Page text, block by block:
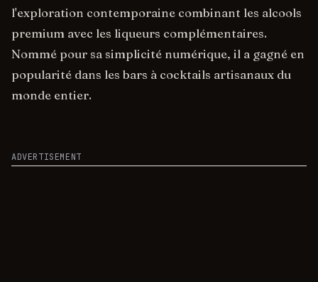
l'exploration contemporaine combinant les alcools
premium avec les liqueurs complémentaires.
Nommé pour sa simplicité numérique, il a gagné en
popularité dans les bars à cocktails artisanaux du
monde entier.
ADVERTISEMENT